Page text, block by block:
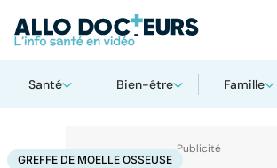
Santé Bien-être Famille
AccueilSantéMédicamentsGreffe de moelle osseuse
GREFFE DE MOELLE OSSEUSE